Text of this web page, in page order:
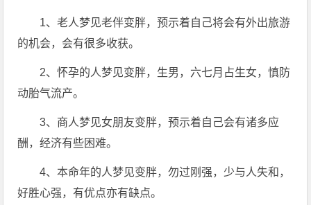
1、老人梦见老伴变胖，预示着自己将会有外出旅游
的机会，会有很多收获。
2、怀孕的人梦见变胖，生男，六七月占生女，慎防
动胎气流产。
3、商人梦见女朋友变胖，预示着自己会有诸多应
酬，经济有些困难。
4、本命年的人梦见变胖，勿过刚强，少与人失和，
好胜心强，有优点亦有缺点。